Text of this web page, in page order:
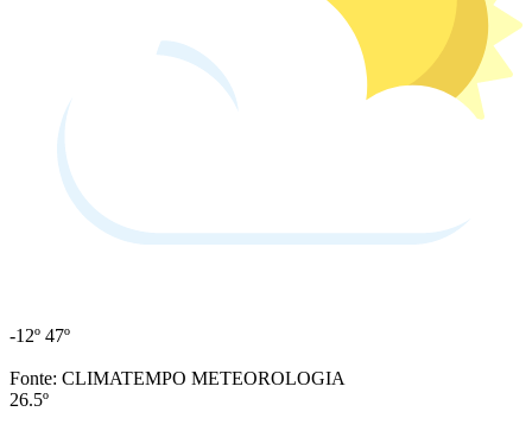
-12º 47º
Fonte: CLIMATEMPO METEOROLOGIA
26.5º